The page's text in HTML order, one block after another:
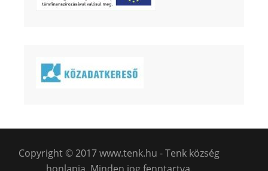
Copyright © 2017 www.tenk.hu - Tenk község